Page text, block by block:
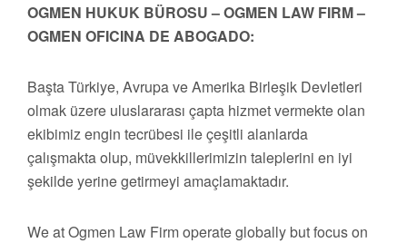
OGMEN HUKUK BÜROSU – OGMEN LAW FIRM –
OGMEN OFICINA DE ABOGADO:
Başta Türkiye, Avrupa ve Amerika Birleşik Devletleri
olmak üzere uluslararası çapta hizmet vermekte olan
ekibimiz engin tecrübesi ile çeşitli alanlarda
çalışmakta olup, müvekkillerimizin taleplerini en iyi
şekilde yerine getirmeyi amaçlamaktadır.
We at Ogmen Law Firm operate globally but focus on